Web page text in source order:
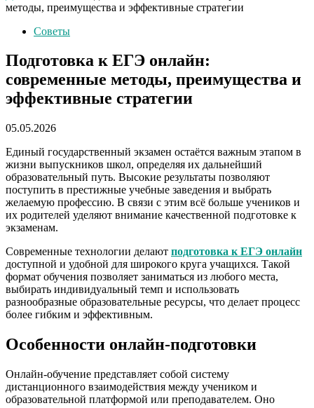
методы, преимущества и эффективные стратегии
Советы
Подготовка к ЕГЭ онлайн:
современные методы, преимущества и
эффективные стратегии
05.05.2026
Единый государственный экзамен остаётся важным этапом в
жизни выпускников школ, определяя их дальнейший
образовательный путь. Высокие результаты позволяют
поступить в престижные учебные заведения и выбрать
желаемую профессию. В связи с этим всё больше учеников и
их родителей уделяют внимание качественной подготовке к
экзаменам.
Современные технологии делают подготовка к ЕГЭ онлайн
доступной и удобной для широкого круга учащихся. Такой
формат обучения позволяет заниматься из любого места,
выбирать индивидуальный темп и использовать
разнообразные образовательные ресурсы, что делает процесс
более гибким и эффективным.
Особенности онлайн-подготовки
Онлайн-обучение представляет собой систему
дистанционного взаимодействия между учеником и
образовательной платформой или преподавателем. Оно